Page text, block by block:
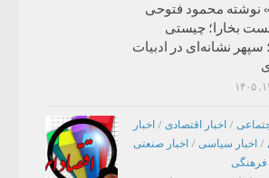
نوشته محمود فتوحی
بخارا؛ چیستی
سپهر نشانه‌ای در ادبیات
/ اخبار اقتصادی / اخبار
/ اخبار سیاسی / اخبار صنعتی
فرهنگی